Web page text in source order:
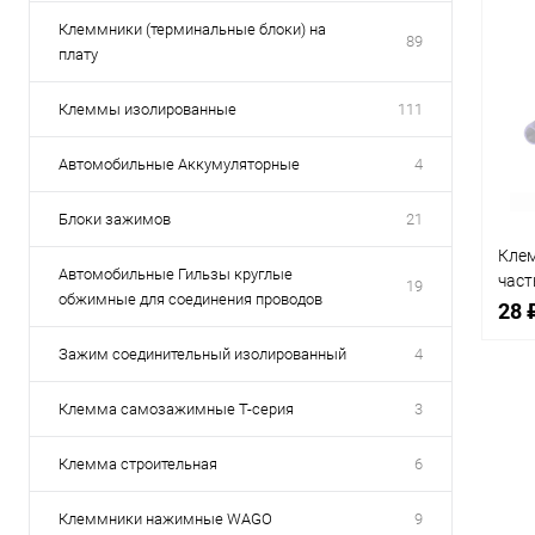
Клеммники (терминальные блоки) на
плату
89
Клеммы изолированные 111
Автомобильные Аккумуляторные 4
Блоки зажимов 21
Автомобильные Гильзы круглые
обжимные для соединения проводов
19
Зажим соединительный изолированный 4
Клемма самозажимные Т-серия 3
Клемма строительная 6
Клеммники нажимные WAGO 9
28